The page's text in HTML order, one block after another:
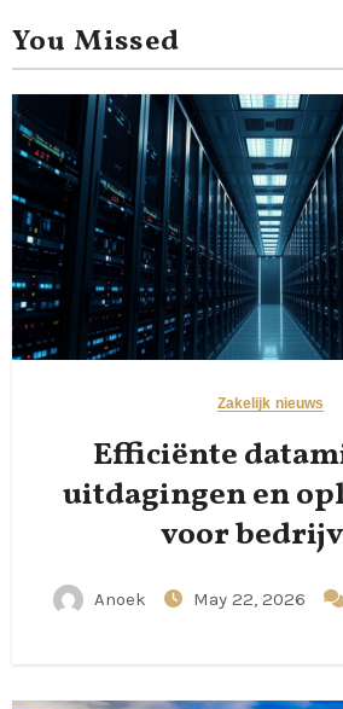
You Missed
Zakelijk nieuws
Efficiënte
uitdagingen en
voor
Anoek May 22, 2026